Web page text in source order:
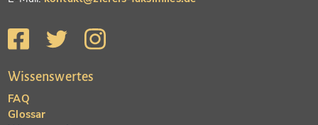
Wissenswertes
FAQ
Glossar